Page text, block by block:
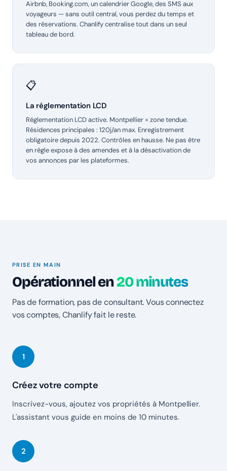
Airbnb, Booking.com, un calendrier Google, des SMS aux
voyageurs — sans outil central, vous perdez du temps et
des réservations. Chanlify centralise tout dans un seul
tableau de bord.
📋
La réglementation LCD
Réglementation LCD active. Montpellier = zone tendue.
Résidences principales : 120j/an max. Enregistrement
obligatoire depuis 2022. Contrôles en hausse. Ne pas être
en règle expose à des amendes et à la désactivation de
vos annonces par les plateformes.
PRISE EN MAIN
Opérationnel en20 minutes
Pas de formation, pas de consultant. Vous connectez
vos comptes, Chanlify fait le reste.
Créez votre compte
Inscrivez-vous, ajoutez vos propriétés à Montpellier.
L'assistant vous guide en moins de 10 minutes.